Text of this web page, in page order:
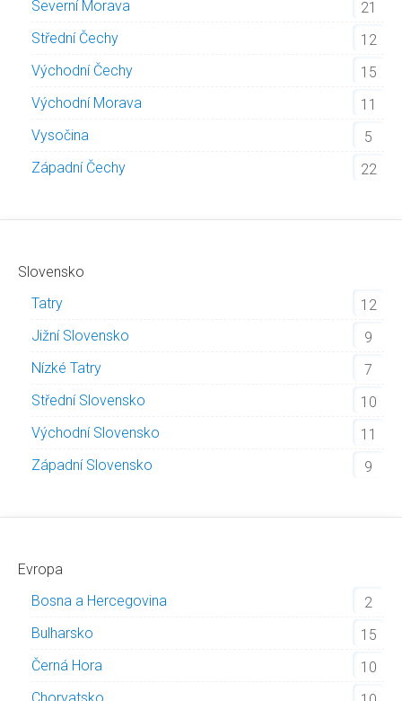
Severní Morava
21
Střední Čechy
12
Východní Čechy
15
Východní Morava
11
Vysočina
5
Západní Čechy
22
Slovensko
Tatry
12
Jižní Slovensko
9
Nízké Tatry
7
Střední Slovensko
10
Východní Slovensko
11
Západní Slovensko
9
Evropa
Bosna a Hercegovina
2
Bulharsko
15
Černá Hora
10